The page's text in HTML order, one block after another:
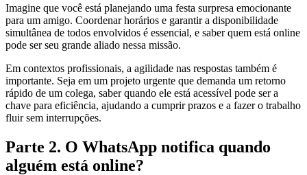
Imagine que você está planejando uma festa surpresa emocionante
para um amigo. Coordenar horários e garantir a disponibilidade
simultânea de todos envolvidos é essencial, e saber quem está online
pode ser seu grande aliado nessa missão.
Em contextos profissionais, a agilidade nas respostas também é
importante. Seja em um projeto urgente que demanda um retorno
rápido de um colega, saber quando ele está acessível pode ser a
chave para eficiência, ajudando a cumprir prazos e a fazer o trabalho
fluir sem interrupções.
Parte 2. O WhatsApp notifica quando
alguém está online?